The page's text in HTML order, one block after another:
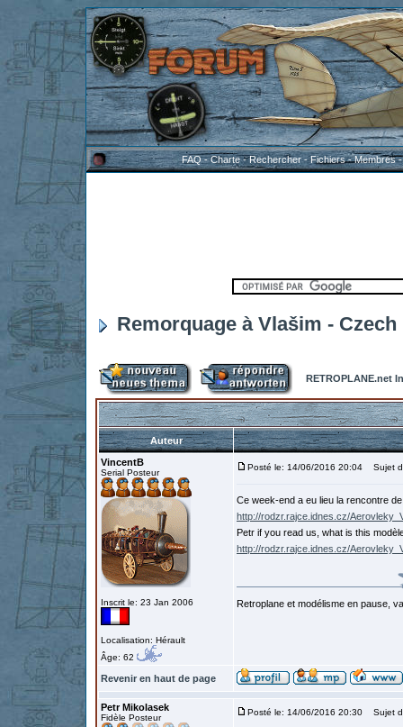
FAQ-Charte-Rechercher-Fichiers-Membres
Remorquage à Vlašim -
RETROPLANE.net
Auteur
VincentB
Serial Posteur
Inscrit le: 23 Jan 2006
Localisation: Hérault
Âge: 62
Posté le: 14/06/2016 20:04 Sujet
Ce week-end a eu lieu la rencontre
http://rodzr.rajce.idnes.cz/
Petr if you read us, what is this
http://rodzr.rajce.idnes.cz/
Retroplane et modélisme en pause,
Revenir en haut de page
Petr Mikolasek
Fidèle Posteur
Posté le: 14/06/2016 20:30 Sujet